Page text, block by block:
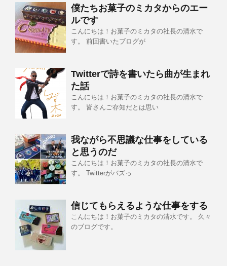
僕たちお菓子のミカタからのエー
ルです
こんにちは！お菓子のミカタの社長の清水で
す。 前回書いたブログが
Twitterで詩を書いたら曲が生まれ
た話
こんにちは！お菓子のミカタの社長の清水で
す。 皆さんご存知だとは思い
我ながら不思議な仕事をしている
と思うのだ
こんにちは！お菓子のミカタの社長の清水で
す。 Twitterがバズっ
信じてもらえるような仕事をする
こんにちは！お菓子のミカタの清水です。 久々
のブログです。